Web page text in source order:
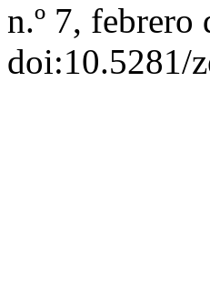
n.º 7, febrero
doi:10.5281/